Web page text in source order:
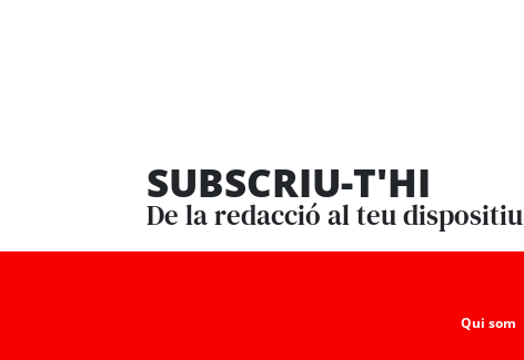
SUBSCRIU-T'HI
De la redacció al teu dispositiu
Qui som